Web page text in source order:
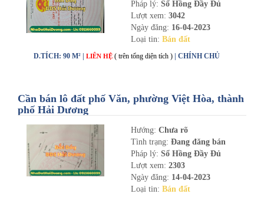
Pháp lý: Sổ Hồng Đầy Đủ
Lượt xem: 3042
Ngày đăng: 16-04-2023
Loại tin: Bán đất
D.TÍCH: 90 M² | LIÊN HỆ ( trên tổng diện tích ) | CHÍNH CHỦ
Cần bán lô đất phố Văn, phường Việt Hòa, thành
phố Hải Dương
Hướng: Chưa rõ
Tình trạng: Đang đăng bán
Pháp lý: Sổ Hồng Đầy Đủ
Lượt xem: 2303
Ngày đăng: 14-04-2023
Loại tin: Bán đất